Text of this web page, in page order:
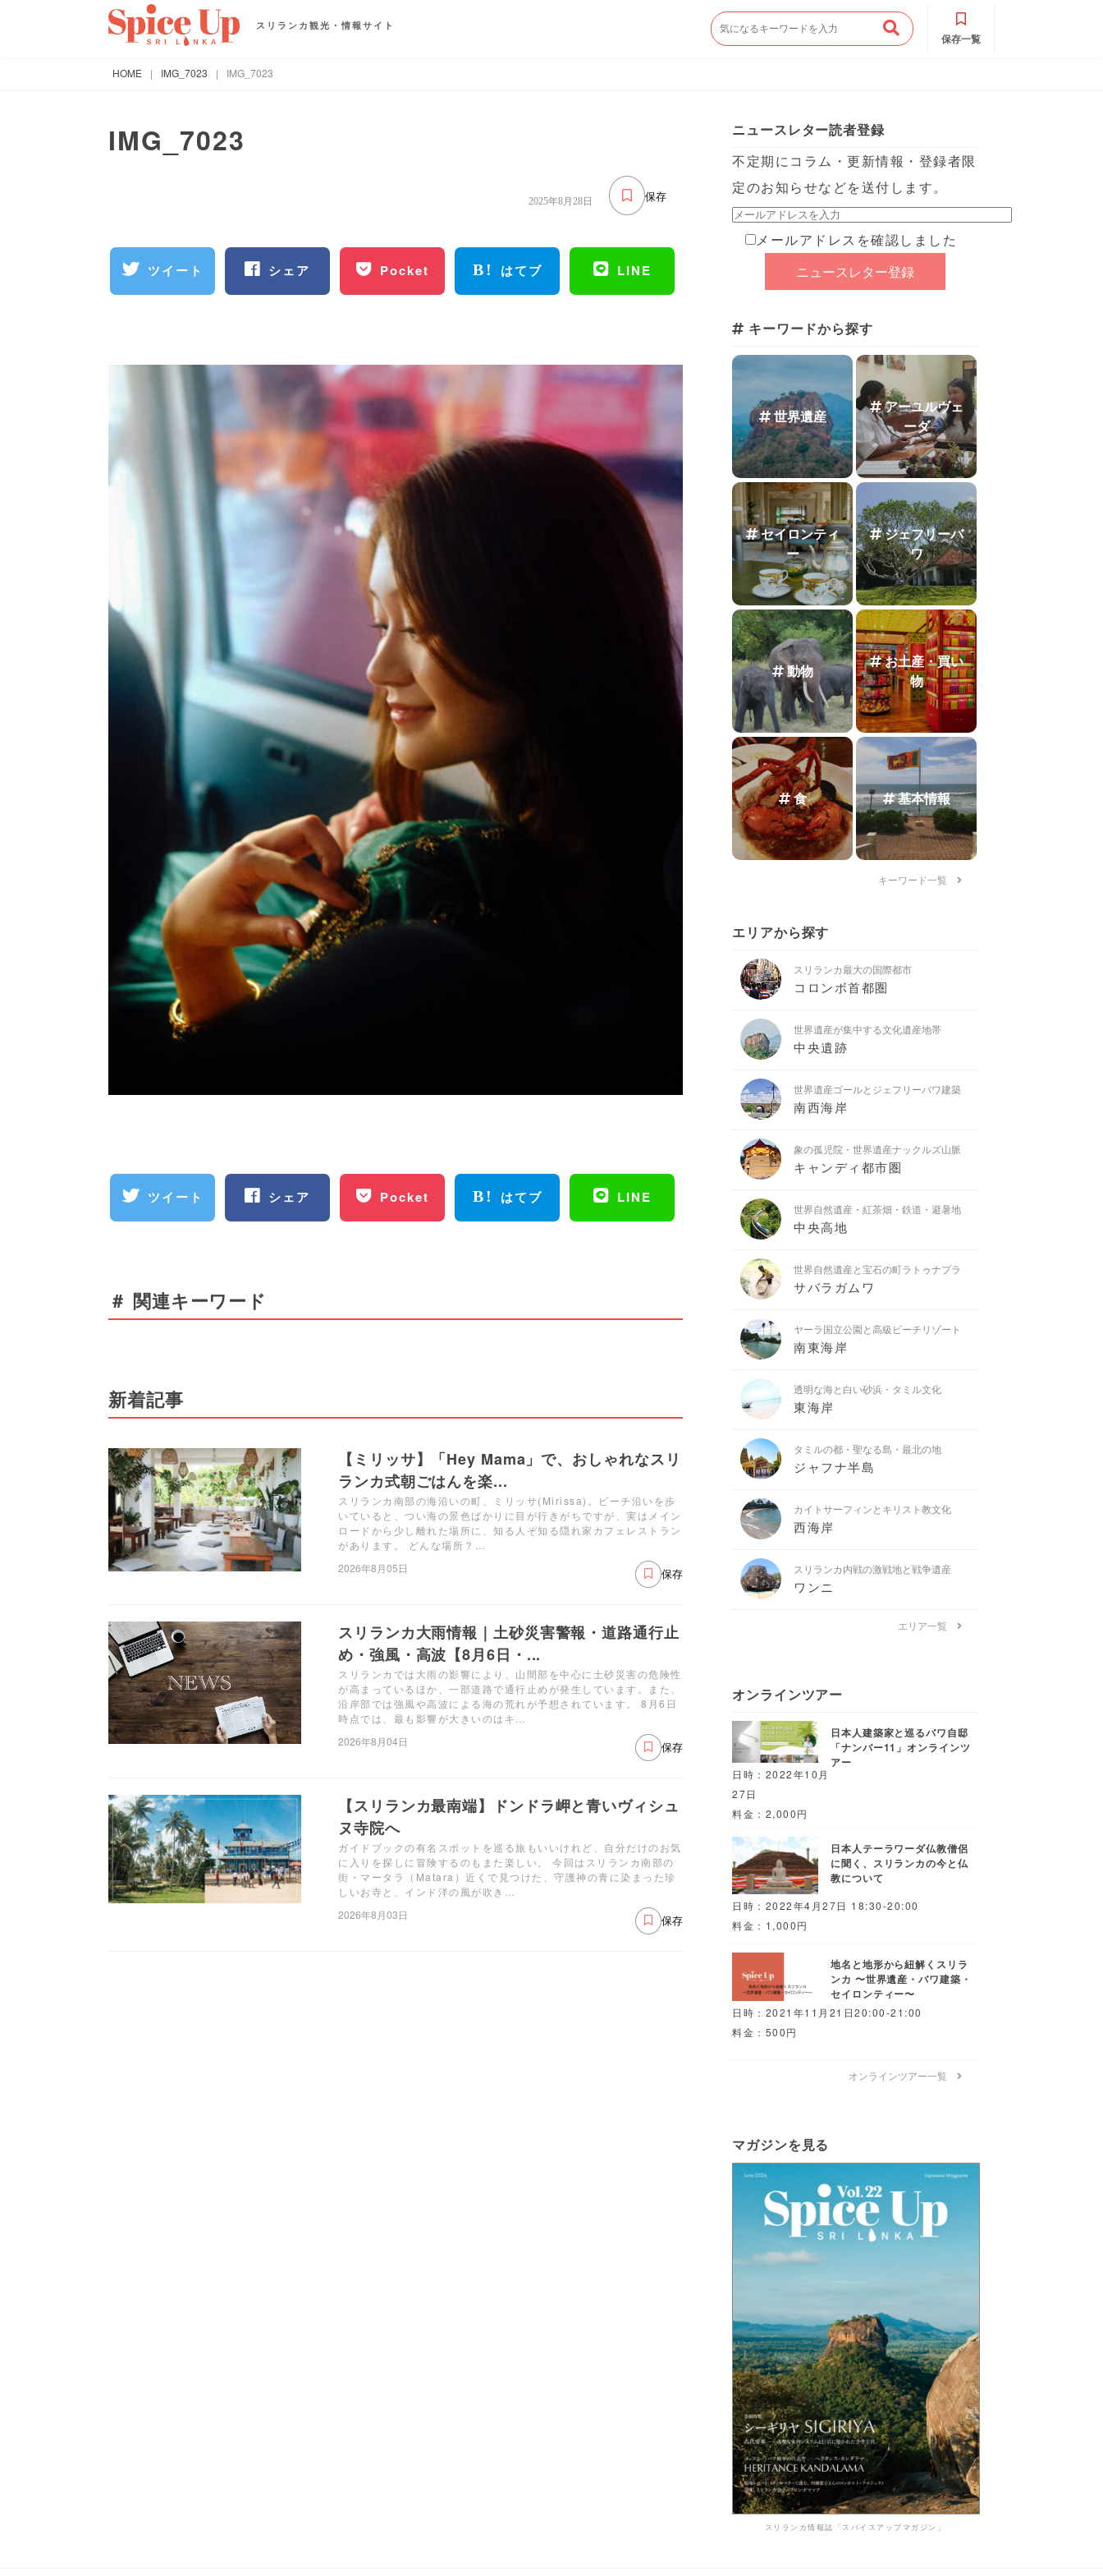
スリランカ観光・情報サイト
保存一覧
HOME | IMG_7023 | IMG_7023
IMG_7023
保存
2025年8月28日
ツイート シェア Pocket はてブ LINE
ツイート シェア Pocket はてブ LINE
＃ 関連キーワード
新着記事
【ミリッサ】「Hey Mama」で、おしゃれなスリ
ランカ式朝ごはんを楽...
スリランカ南部の海沿いの町、ミリッサ(Mirissa)。ビーチ沿いを歩
いていると、つい海の景色ばかりに目が行きがちですが、実はメイン
ロードから少し離れた場所に、知る人ぞ知る隠れ家カフェレストラン
があります。 どんな場所？…
2026年8月05日
保存
スリランカ大雨情報｜土砂災害警報・道路通行止
め・強風・高波【8月6日・...
スリランカでは大雨の影響により、山間部を中心に土砂災害の危険性
が高まっているほか、一部道路で通行止めが発生しています。また、
沿岸部では強風や高波による海の荒れが予想されています。 8月6日
時点では、最も影響が大きいのはキ…
2026年8月04日
保存
【スリランカ最南端】ドンドラ岬と青いヴィシュ
ヌ寺院へ
ガイドブックの有名スポットを巡る旅もいいけれど、自分だけのお気
に入りを探しに冒険するのもまた楽しい。 今回はスリランカ南部の
街・マータラ（Matara）近くで見つけた、守護神の青に染まった珍
しいお寺と、インド洋の風が吹き…
2026年8月03日
保存
ニュースレター読者登録
不定期にコラム・更新情報・登録者限
定のお知らせなどを送付します。
メールアドレスを確認しました
キーワードから探す
世界遺産
アーユルヴェ
ーダ
セイロンティ
ー
ジェフリーバ
ワ
動物
お土産・買い
物
食 基本情報
キーワード一覧
エリアから探す
スリランカ最大の国際都市
コロンボ首都圏
世界遺産が集中する文化遺産地帯
中央遺跡
世界遺産ゴールとジェフリーバワ建築
南西海岸
象の孤児院・世界遺産ナックルズ山脈
キャンディ都市圏
世界自然遺産・紅茶畑・鉄道・避暑地
中央高地
世界自然遺産と宝石の町ラトゥナプラ
サバラガムワ
ヤーラ国立公園と高級ビーチリゾート
南東海岸
透明な海と白い砂浜・タミル文化
東海岸
タミルの都・聖なる島・最北の地
ジャフナ半島
カイトサーフィンとキリスト教文化
西海岸
スリランカ内戦の激戦地と戦争遺産
ワンニ
エリア一覧
オンラインツアー
日本人建築家と巡るバワ自邸
「ナンバー11」オンラインツ
アー
日時：2022年10月
27日
料金：2,000円
日本人テーラワーダ仏教僧侶
に聞く、スリランカの今と仏
教について
日時：2022年4月27日 18:30-20:00
料金：1,000円
地名と地形から紐解くスリラ
ンカ 〜世界遺産・バワ建築・
セイロンティー〜
日時：2021年11月21日20:00-21:00
料金：500円
オンラインツアー一覧
マガジンを見る
スリランカ情報誌「スパイスアップマガジン」